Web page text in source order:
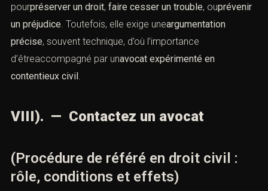
pourpréserver un droit, faire cesser un trouble, ouprévenir
un préjudice. Toutefois, elle exige uneargumentation
précise, souvent technique, d’où l’importance
d’êtreaccompagné par unavocat expérimenté en
contentieux civil.
VIII). — Contactez un avocat
(Procédure de référé en droit civil :
rôle, conditions et effets)